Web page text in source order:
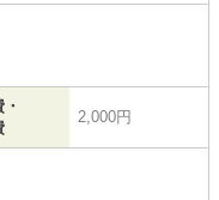
2,000円